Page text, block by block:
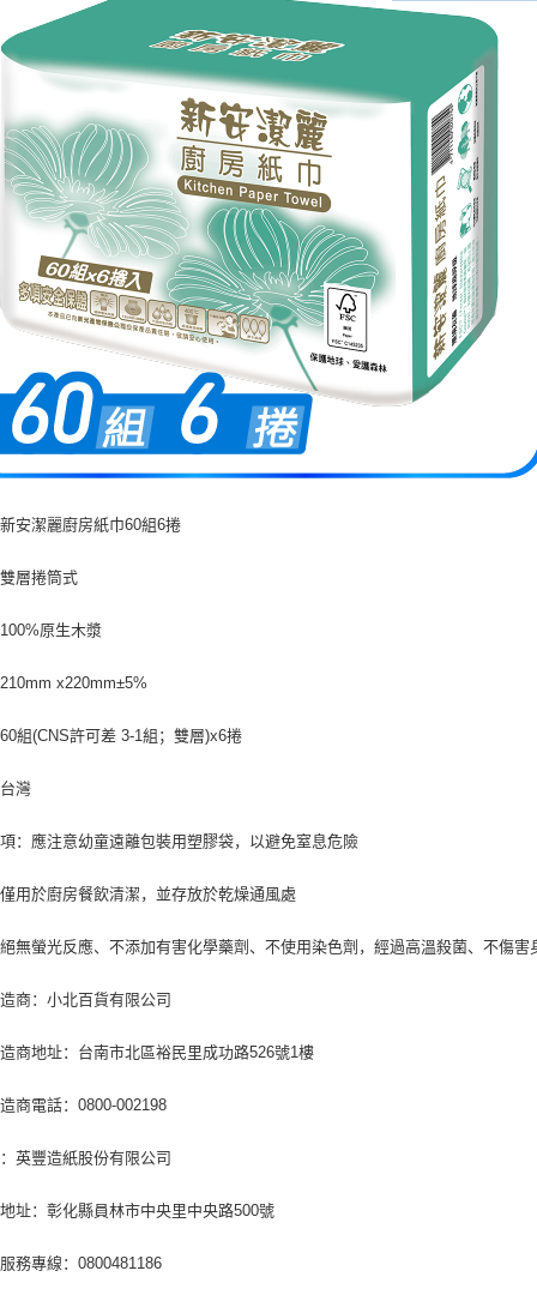
「AFTEE
)所提供
(包含但不
予 AFTEE
集、處理
明』（
若款項超
未成年的
AFTEE。
若您對於
聯繫恩沛
同必要之
人資料，
安潔麗廚房紙巾60組6捲
層捲筒式
原生木漿
x220mm±5%
組(CNS許可差 3-1組；雙層)x6捲
灣
：應注意幼童遠離包裝用塑膠袋，以避免窒息危險
用於廚房餐飲清潔，並存放於乾燥通風處
無螢光反應、不添加有害化學藥劑、不使用染色劑，經過高溫殺菌、不傷害
商：小北百貨有限公司
商地址：台南市北區裕民里成功路526號1樓
商電話：0800-002198
英豐造紙股份有限公司
址：彰化縣員林市中央里中央路500號
務專線：0800481186